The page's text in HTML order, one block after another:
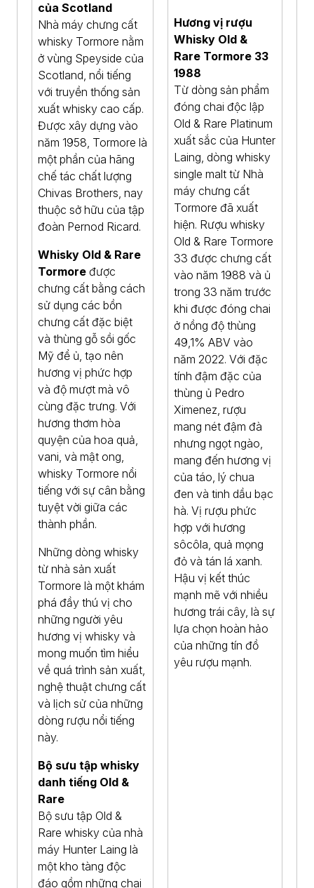
của Scotland
Nhà máy chưng cất
whisky Tormore nằm
ở vùng Speyside của
Scotland, nổi tiếng
với truyền thống sản
xuất whisky cao cấp.
Được xây dựng vào
năm 1958, Tormore là
một phần của hãng
chế tác chất lượng
Chivas Brothers, nay
thuộc sở hữu của tập
đoàn Pernod Ricard.
Whisky Old & Rare
Tormore được
chưng cất bằng cách
sử dụng các bồn
chưng cất đặc biệt
và thùng gỗ sồi gốc
Mỹ để ủ, tạo nên
hương vị phức hợp
và độ mượt mà vô
cùng đặc trưng. Với
hương thơm hòa
quyện của hoa quả,
vani, và mật ong,
whisky Tormore nổi
tiếng với sự cân bằng
tuyệt vời giữa các
thành phần.
Những dòng whisky
từ nhà sản xuất
Tormore là một khám
phá đầy thú vị cho
những người yêu
hương vị whisky và
mong muốn tìm hiểu
về quá trình sản xuất,
nghệ thuật chưng cất
và lịch sử của những
dòng rượu nổi tiếng
này.
Bộ sưu tập whisky
danh tiếng Old &
Rare
Bộ sưu tập Old &
Rare whisky của nhà
máy Hunter Laing là
một kho tàng độc
đáo gồm những chai
Hương vị rượu
Whisky Old &
Rare Tormore 33
1988
Từ dòng sản phẩm
đóng chai độc lập
Old & Rare Platinum
xuất sắc của Hunter
Laing, dòng whisky
single malt từ Nhà
máy chưng cất
Tormore đã xuất
hiện. Rượu whisky
Old & Rare Tormore
33 được chưng cất
vào năm 1988 và ủ
trong 33 năm trước
khi được đóng chai
ở nồng độ thùng
49,1% ABV vào
năm 2022. Với đặc
tính đậm đặc của
thùng ủ Pedro
Ximenez, rượu
mang nét đậm đà
nhưng ngọt ngào,
mang đến hương vị
của táo, lý chua
đen và tinh dầu bạc
hà. Vị rượu phức
hợp với hương
sôcôla, quả mọng
đỏ và tán lá xanh.
Hậu vị kết thúc
mạnh mẽ với nhiều
hương trái cây, là sự
lựa chọn hoàn hảo
của những tín đồ
yêu rượu mạnh.